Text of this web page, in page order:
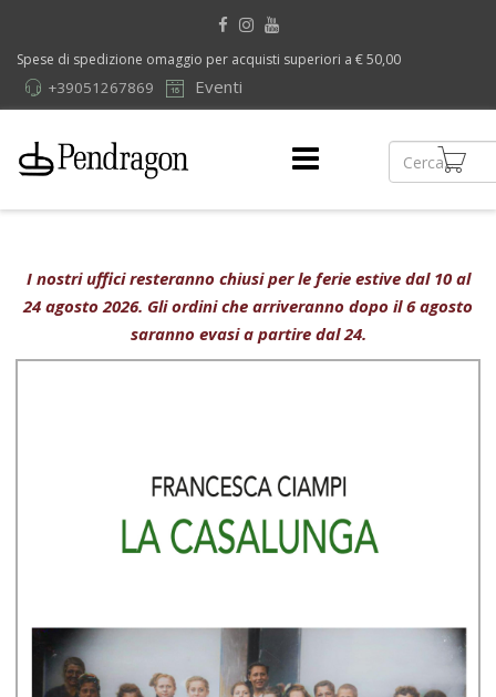
Spese di spedizione omaggio per acquisti superiori a € 50,00
Eventi
+39051267869
I nostri uffici resteranno chiusi per le ferie estive dal 10 al
24 agosto 2026. Gli ordini che arriveranno dopo il 6 agosto
saranno evasi a partire dal 24.